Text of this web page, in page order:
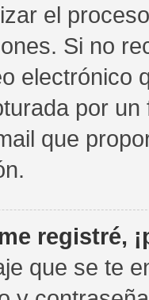
el
Si no
electrónico
por
que
registré,
que se te